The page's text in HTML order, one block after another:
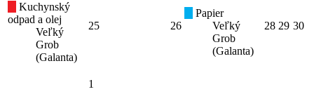
Kuchynský
odpad a olej
Veľký
Grob
(Galanta)
25 26
Papier
Veľký
Grob
(Galanta)
28 29 30
1